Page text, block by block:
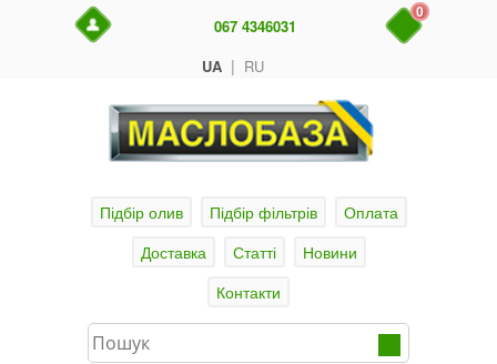
UA | RU
067 4346031
0
Підбір олив Підбір фільтрів
Оплата
Доставка
Статті
Новини
Контакти